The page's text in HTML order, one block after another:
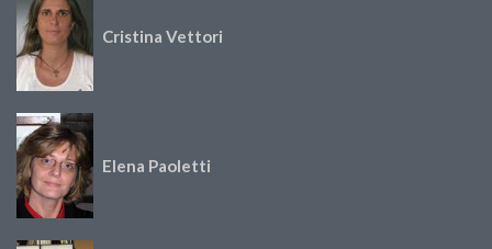
Cristina Vettori
Elena Paoletti